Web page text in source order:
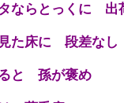
らとっくに 出
た床に 段差なし
と 孫が褒め